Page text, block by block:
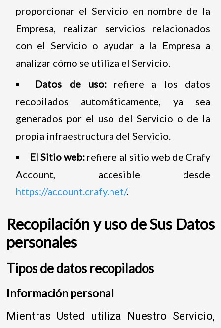
proporcionar el Servicio en nombre de la
Empresa, realizar servicios relacionados
con el Servicio o ayudar a la Empresa a
analizar cómo se utiliza el Servicio.
Datos de uso:refiere a los datos
recopilados automáticamente, ya sea
generados por el uso del Servicio o de la
propia infraestructura del Servicio.
El Sitio web: refiere al sitio web de Crafy
Account, accesible desde
https://account.crafy.net/.
Recopilación y uso de Sus Datos
personales
Tipos de datos recopilados
Información personal
Mientras Usted utiliza Nuestro Servicio,